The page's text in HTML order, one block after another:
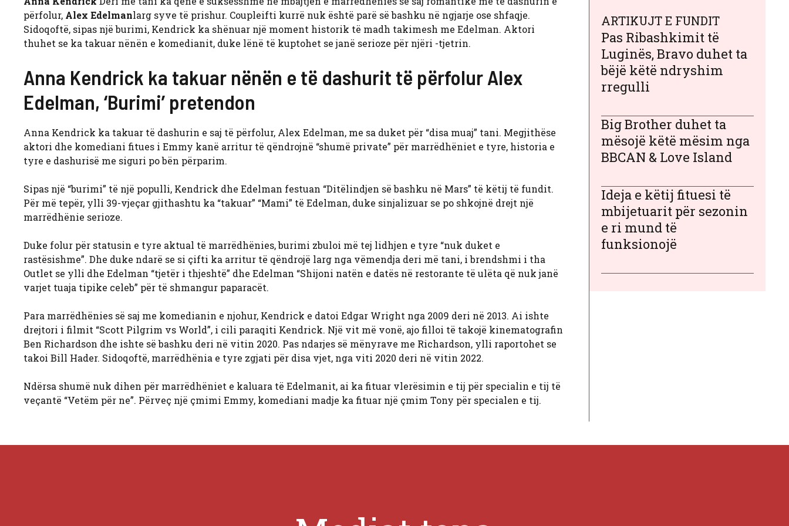
përfolur, Alex Edelmanlarg syve të prishur. Coupleifti kurrë nuk është parë së bashku në ngjarje ose shfaqje.
Sidoqoftë, sipas një burimi, Kendrick ka shënuar një moment historik të madh takimesh me Edelman. Aktori
thuhet se ka takuar nënën e komedianit, duke lënë të kuptohet se janë serioze për njëri -tjetrin.
Anna Kendrick ka takuar nënën e të dashurit të përfolur Alex
Edelman, ‘Burimi’ pretendon
Anna Kendrick ka takuar të dashurin e saj të përfolur, Alex Edelman, me sa duket për “disa muaj” tani. Megjithëse
aktori dhe komediani fitues i Emmy kanë arritur të qëndrojnë “shumë private” për marrëdhëniet e tyre, historia e
tyre e dashurisë me siguri po bën përparim.
Sipas një “burimi” të një populli, Kendrick dhe Edelman festuan “Ditëlindjen së bashku në Mars” të këtij të fundit.
Për më tepër, ylli 39-vjeçar gjithashtu ka “takuar” “Mami” të Edelman, duke sinjalizuar se po shkojnë drejt një
marrëdhënie serioze.
Duke folur për statusin e tyre aktual të marrëdhënies, burimi zbuloi më tej lidhjen e tyre “nuk duket e
rastësishme”. Dhe duke ndarë se si çifti ka arritur të qëndrojë larg nga vëmendja deri më tani, i brendshmi i tha
Outlet se ylli dhe Edelman “tjetër i thjeshtë” dhe Edelman “Shijoni natën e datës në restorante të ulëta që nuk janë
varjet tuaja tipike celeb” për të shmangur paparacët.
Para marrëdhënies së saj me komedianin e njohur, Kendrick e datoi Edgar Wright nga 2009 deri në 2013. Ai ishte
drejtori i filmit “Scott Pilgrim vs World”, i cili paraqiti Kendrick. Një vit më vonë, ajo filloi të takojë kinematografin
Ben Richardson dhe ishte së bashku deri në vitin 2020. Pas ndarjes së mënyrave me Richardson, ylli raportohet se
takoi Bill Hader. Sidoqoftë, marrëdhënia e tyre zgjati për disa vjet, nga viti 2020 deri në vitin 2022.
Ndërsa shumë nuk dihen për marrëdhëniet e kaluara të Edelmanit, ai ka fituar vlerësimin e tij për specialin e tij të
veçantë “Vetëm për ne”. Përveç një çmimi Emmy, komediani madje ka fituar një çmim Tony për specialen e tij.
ARTIKUJT E FUNDIT
Pas Ribashkimit të
Luginës, Bravo duhet ta
bëjë këtë ndryshim
rregulli
Big Brother duhet ta
mësojë këtë mësim nga
BBCAN & Love Island
Ideja e këtij fituesi të
mbijetuarit për sezonin
e ri mund të
funksionojë